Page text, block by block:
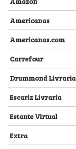
Americanas
Americanas.com
Carrefour
Drummond Livraria
Escariz Livraria
Estante Virtual
Extra